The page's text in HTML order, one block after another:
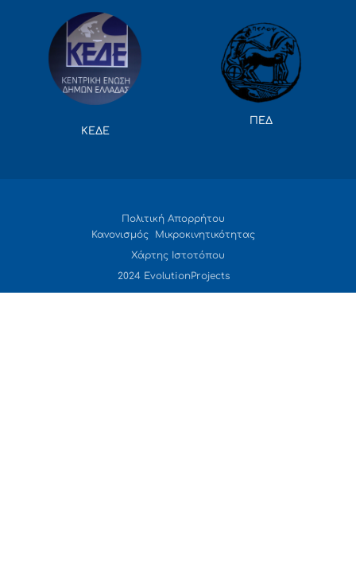
ΚΕΔΕ
ΠΕΔ
Πολιτική Απορρήτου
Κανονισμός Μικροκινητικότητας
Χάρτης Ιστοτόπου
2024 EvolutionProjects